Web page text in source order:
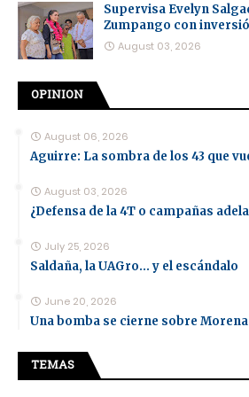
Supervisa Evelyn
Zumpango con
August 03, 2026
OPINION
August 06, 2026
Aguirre: La sombra de los 43 que
August 03, 2026
¿Defensa de la 4T o campañas
July 25, 2026
Saldaña, la UAGro... y el escándalo
June 20, 2026
Una bomba se cierne sobre
TEMAS